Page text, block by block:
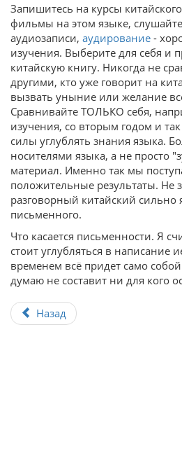
Запишитесь на курсы
фильмы на этом языке, слушайте
аудиозаписи, аудирование -
изучения. Выберите для себя и
китайскую книгу. Никогда не
другими, кто уже говорит на
вызвать уныние или желание
Сравнивайте ТОЛЬКО себя,
изучения, со вторым годом и
силы углублять знания языка.
носителями языка, а не просто
материал. Именно так мы
положительные результаты. Не
разговорный китайский сильно
письменного.
Что касается письменности. Я
стоит углубляться в написание
временем всё придет само
думаю не составит ни для кого
Назад